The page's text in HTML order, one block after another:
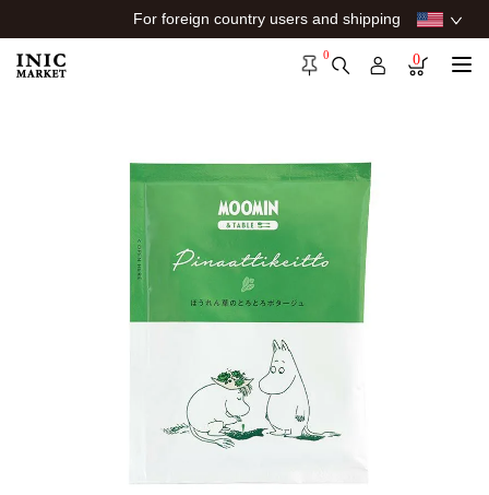
For foreign country users and shipping
0 0